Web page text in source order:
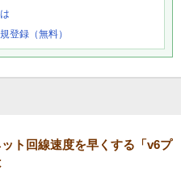
登録（無料）
ト回線速度を早くする「v6プ